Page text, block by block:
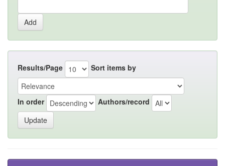
Results/Page Sort items by
In order Authors/record